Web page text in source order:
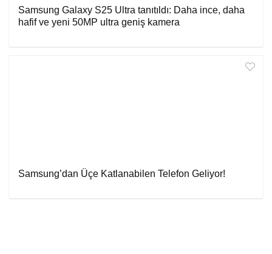
Samsung Galaxy S25 Ultra tanıtıldı: Daha ince, daha
hafif ve yeni 50MP ultra geniş kamera
Samsung’dan Üçe Katlanabilen Telefon Geliyor!